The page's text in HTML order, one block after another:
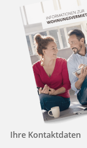
Ihre Kontaktdaten